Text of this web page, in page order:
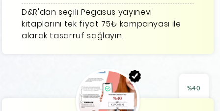
D&R'dan seçili Pegasus yayınevi
kitaplarını tek fiyat 75₺ kampanyası ile
alarak tasarruf sağlayın.
%40